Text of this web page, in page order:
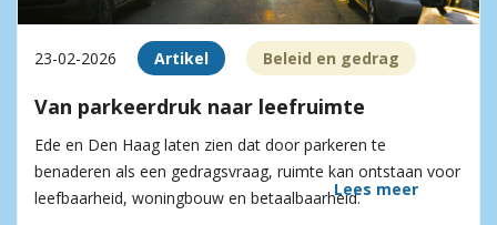
23-02-2026 Artikel Beleid en gedrag
Van parkeerdruk naar leefruimte
Ede en Den Haag laten zien dat door parkeren te
benaderen als een gedragsvraag, ruimte kan ontstaan voor
leefbaarheid, woningbouw en betaalbaarheid.Lees meer